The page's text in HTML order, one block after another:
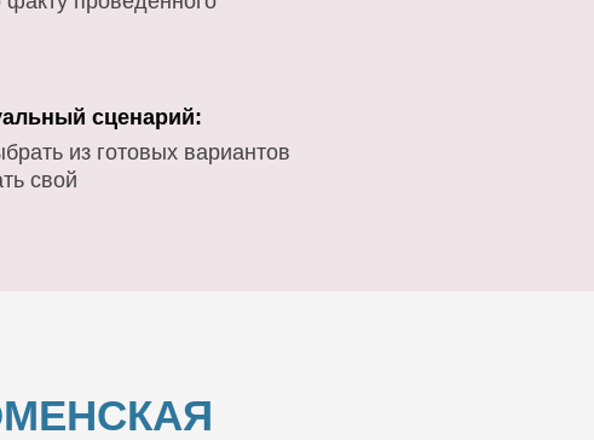
сценарий:
из готовых вариантов
свой